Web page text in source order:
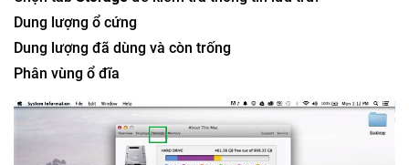
Dung lượng ổ cứng
Dung lượng đã dùng và còn trống
Phân vùng ổ đĩa